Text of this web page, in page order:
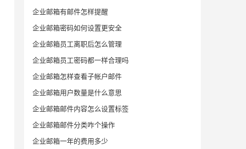
企业邮箱有邮件怎样提醒
企业邮箱密码如何设置更安全
企业邮箱员工离职后怎么管理
企业邮箱员工密码都一样合理吗
企业邮箱怎样查看子帐户邮件
企业邮箱用户数量是什么意思
企业邮箱邮件内容怎么设置标签
企业邮箱邮件分类咋个操作
企业邮箱一年的费用多少